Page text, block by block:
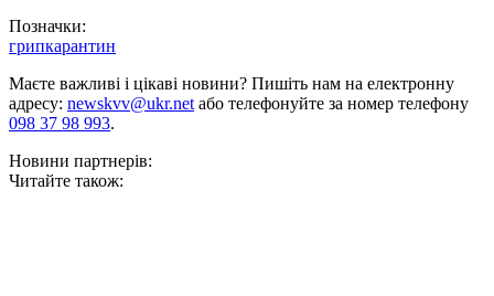
Позначки:
грипкарантин
Маєте важливі і цікаві новини? Пишіть нам на електронну
адресу: newskvv@ukr.netабо телефонуйте за номер телефону
098 37 98 993.
Новини партнерів:
Читайте також: